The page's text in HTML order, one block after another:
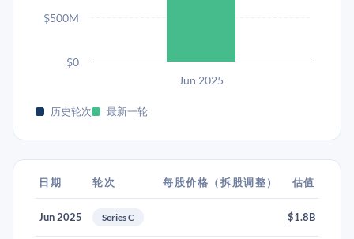
Jun 2025
$0
$500M
历史轮次 最新一轮
日期 轮次 每股价格（拆股调整） 估值
Jun 2025 Series C $1.8B